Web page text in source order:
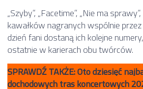
„Szyby”, „Facetime”, „Nie ma
kawałków nagranych wspólnie
dzień fani dostaną ich kolejne
ostatnie w karierach obu twórców.
SPRAWDŹ TAKŻE: Oto dziesięć
dochodowych tras koncertowych